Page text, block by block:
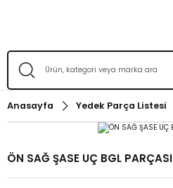
Anasayfa Yedek Parça Listesi
ÖN SAĞ ŞASE UÇ BGL PARÇASI